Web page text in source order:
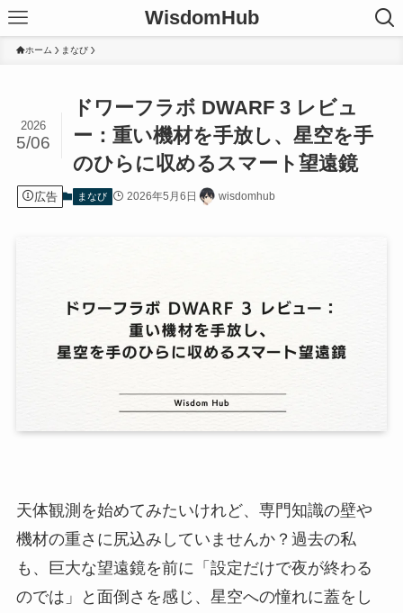
WisdomHub
ホーム まなび
ドワーフラボ DWARF 3 レビュ
ー：重い機材を手放し、星空を手
のひらに収めるスマート望遠鏡
2026
5/06
広告 まなび 2026年5月6日 wisdomhub
天体観測を始めてみたいけれど、専門知識の壁や
機材の重さに尻込みしていませんか？過去の私
も、巨大な望遠鏡を前に「設定だけで夜が終わる
のでは」と面倒さを感じ、星空への憧れに蓋をし